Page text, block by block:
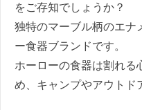
をご存知でしょうか？
独特のマーブル柄のエナ
ー食器ブランドです。
ホーローの食器は割れる
め、キャンプやアウトド